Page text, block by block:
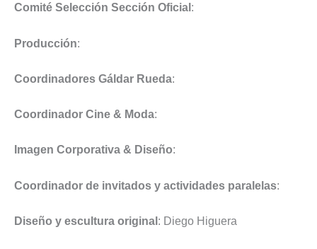
Comité Selección Sección Oficial :
Producción:
Coordinadores Gáldar Rueda:
Coordinador Cine & Moda:
Imagen Corporativa & Diseño:
Coordinador de invitados y actividades paralelas:
Diseño y escultura original: Diego Higuera